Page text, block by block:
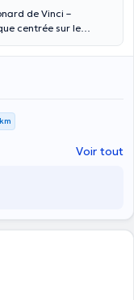
de Vinci –
centrée sur le
cor, durillon, …)
telles que des
plantaires,
Voir tout